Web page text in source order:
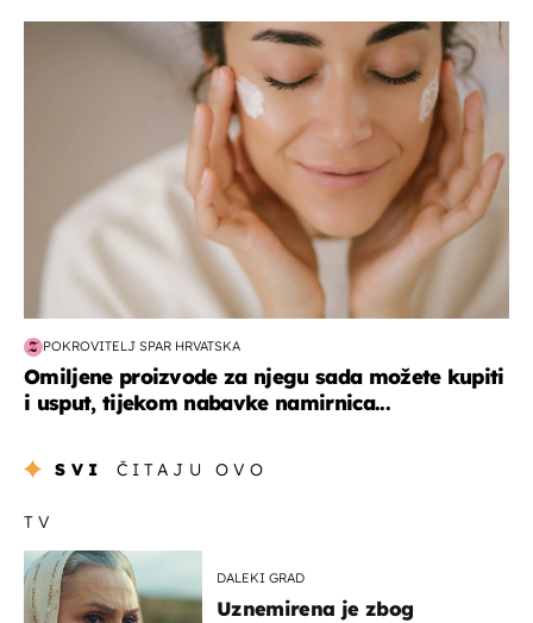
moda & ljepota
POKROVITELJ SPAR HRVATSKA
Omiljene proizvode za njegu sada možete kupiti
i usput, tijekom nabavke namirnica...
SVI ČITAJU OVO
TV
DALEKI GRAD
Uznemirena je zbog